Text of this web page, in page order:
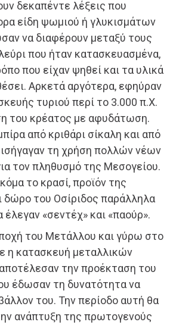
δεκαπέντε λέξεις που
είδη ψωμιού ή γλυκισμάτων
να διαφέρουν μεταξύ τους
που ήταν κατασκευασμένα,
που είχαν ψηθεί και τα υλικά
Αρκετά αργότερα, εφηύραν
τυριού περί το 3.000 π.Χ.
του κρέατος με αφυδάτωση.
από κριθάρι σίκαλη και από
τη χρήση πολλών νέων
τον πληθυσμό της Μεσογείου.
το κρασί, προϊόν της
δώρο του Οσίριδος παράλληλα
«σεντέχ» και «παούρ».
του Μετάλλου και γύρω στο
η κατασκευή μεταλλικών
την προέκταση του
έδωσαν τη δυνατότητα να
του. Την περίοδο αυτή θα
ανάπτυξη της πρωτογενούς